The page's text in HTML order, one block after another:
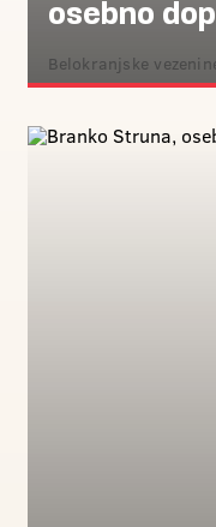
osebno
Belokranjske